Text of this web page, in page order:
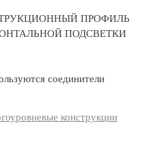
ПРОФИЛЬ
ПОДСВЕТКИ
соединители
конструкции